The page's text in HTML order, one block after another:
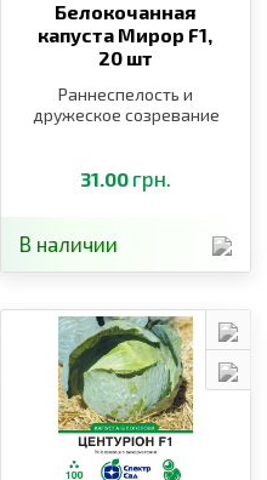
Белокочанная
капуста Мирор F1,
20 шт
Раннеспелость и
дружеское созревание
31.00 грн.
В наличии